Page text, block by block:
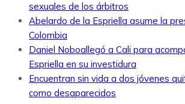
sexuales de los árbitros
Abelardo de la Espriella asume la
Colombia
Daniel Noboallegó a Cali para
Espriella en su investidura
Encuentran sin vida a dos jóvenes
como desaparecidos